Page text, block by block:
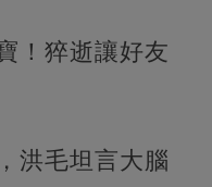
！猝逝讓好友
洪毛坦言大腦